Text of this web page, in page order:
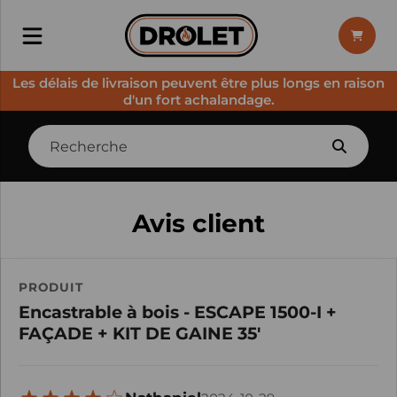
Les délais de livraison peuvent être plus longs en raison
d'un fort achalandage.
Avis client
PRODUIT
Encastrable à bois - ESCAPE 1500-I +
FAÇADE + KIT DE GAINE 35'